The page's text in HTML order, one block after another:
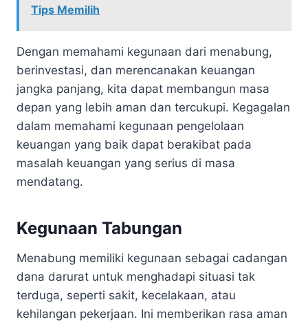
Tips Memilih
Dengan memahami kegunaan dari menabung,
berinvestasi, dan merencanakan keuangan
jangka panjang, kita dapat membangun masa
depan yang lebih aman dan tercukupi. Kegagalan
dalam memahami kegunaan pengelolaan
keuangan yang baik dapat berakibat pada
masalah keuangan yang serius di masa
mendatang.
Kegunaan Tabungan
Menabung memiliki kegunaan sebagai cadangan
dana darurat untuk menghadapi situasi tak
terduga, seperti sakit, kecelakaan, atau
kehilangan pekerjaan. Ini memberikan rasa aman